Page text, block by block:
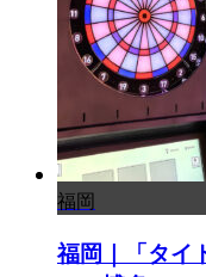
福岡
福岡｜「タイ